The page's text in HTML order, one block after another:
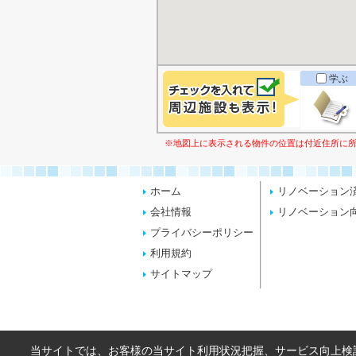
学ぶ
※地図上に表示される物件の位置は付近住所に
ホーム
会社情報
プライバシーポリシー
利用規約
サイトマップ
リノベーション
リノベーション
当サイトでは、お客様の当サイト利用状況把握、サービス向上